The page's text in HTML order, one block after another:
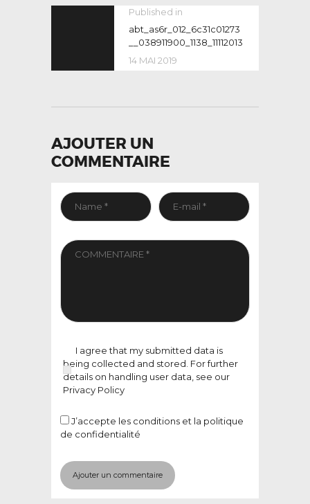
NAVIGATION
L’ARTICLE
Published in
post:
abt_as6r_012_6c31c01273
__038911900_1138_11112013
14 MAI 2019
AJOUTER UN
COMMENTAIRE
I agree that my submitted data is
being collected and stored. For further
details on handling user data, see our
Privacy Policy
J’accepte les conditions et la politique
de confidentialité